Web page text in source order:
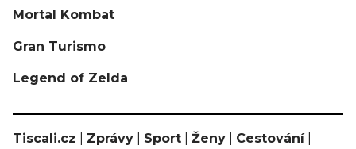
Mortal Kombat
Gran Turismo
Legend of Zelda
Tiscali.cz Zprávy Sport Ženy Cestování|